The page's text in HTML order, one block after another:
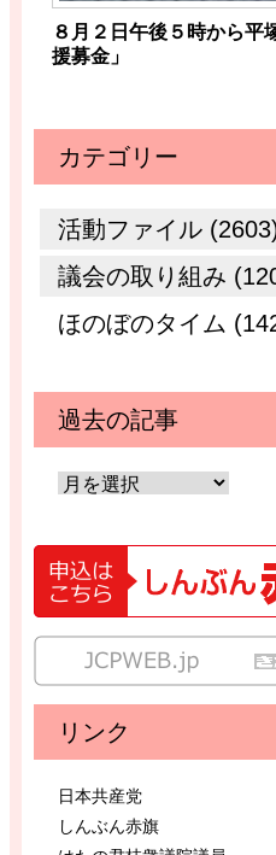
８月２日午後５時から平
援募金」
カテゴリー
活動ファイル
議会の取り組み
ほのぼのタイム
過去の記事
リンク
日本共産党
しんぶん赤旗